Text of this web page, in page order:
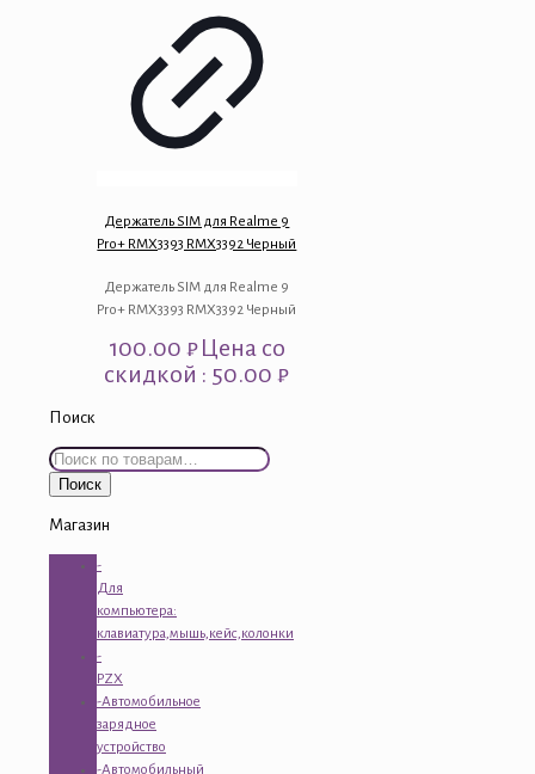
Держатель SIM для Realme 9
Pro+ RMX3393 RMX3392 Черный
Держатель SIM для Realme 9
Pro+ RMX3393 RMX3392 Черный
100.00 ₽Цена со
скидкой : 50.00 ₽
Поиск
Искать:
Поиск
Магазин
-
Для
компьютера:
клавиатура,мышь,кейс,колонки
-
PZX
-Автомобильное
зарядное
устройство
-Автомобильный